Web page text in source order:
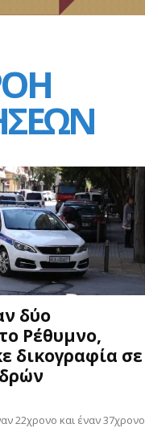
δύο
Ρέθυμνο,
δικογραφία σε
22χρονο και έναν 37χρονο